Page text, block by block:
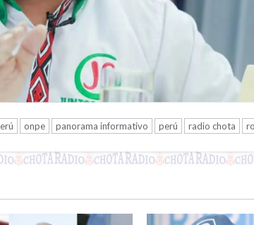
onpe panorama informativo perú radio chota